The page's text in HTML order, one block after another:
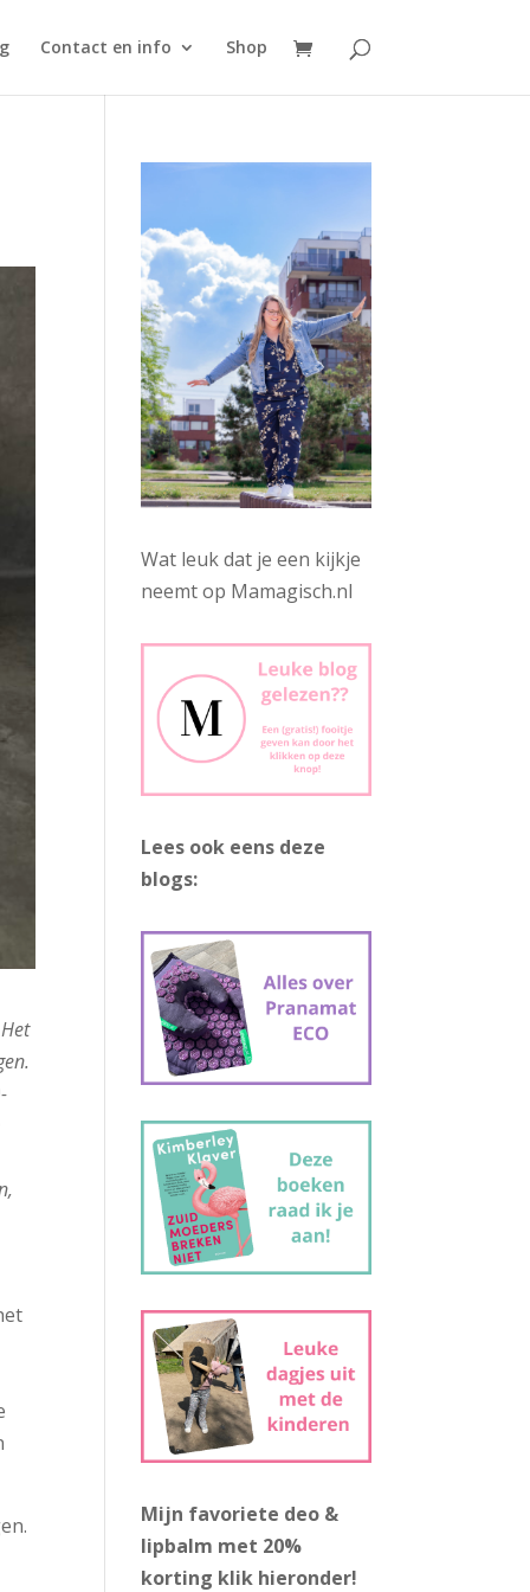
Contact en info Shop
Wat leuk dat je een kijkje
neemt op Mamagisch.nl
Lees ook eens deze
blogs:
Mijn favoriete deo &
lipbalm met 20%
korting klik hieronder!